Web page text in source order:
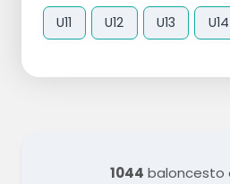
U11 U12 U13 U14
1044 baloncesto